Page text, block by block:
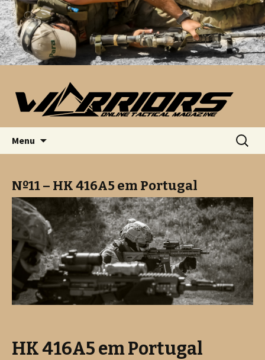
Menu
por:
Nº11 – HK 416A5 em Portugal
HK 416A5 em Portugal